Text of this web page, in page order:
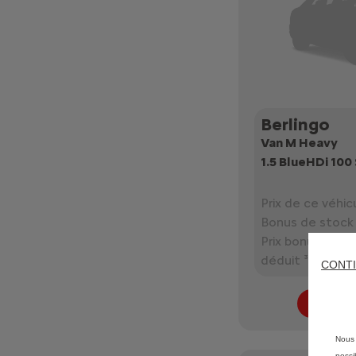
Berlingo
Van M Heavy
1.5 BlueHDi
Prix de ce
Bonus de stock
Prix bonus de
déduit ³
Nous